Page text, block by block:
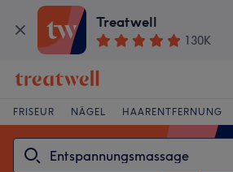
Treatwell
130K
FRISEUR NÄGEL HAARENTFERNUNG